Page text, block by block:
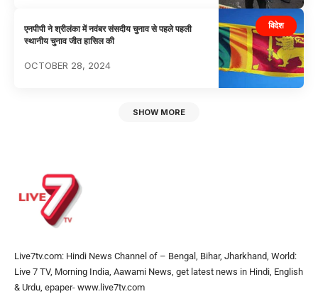
विदेश
एनपीपी ने श्रीलंका में नवंबर संसदीय चुनाव से पहले पहली
स्थानीय चुनाव जीत हासिल की
OCTOBER 28, 2024
SHOW MORE
Live7tv.com: Hindi News Channel of – Bengal, Bihar, Jharkhand, World:
Live 7 TV, Morning India, Aawami News, get latest news in Hindi, English
& Urdu, epaper- www.live7tv.com